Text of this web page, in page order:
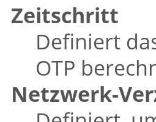
Zeitschritt
Definiert
OTP
Netzwerk-